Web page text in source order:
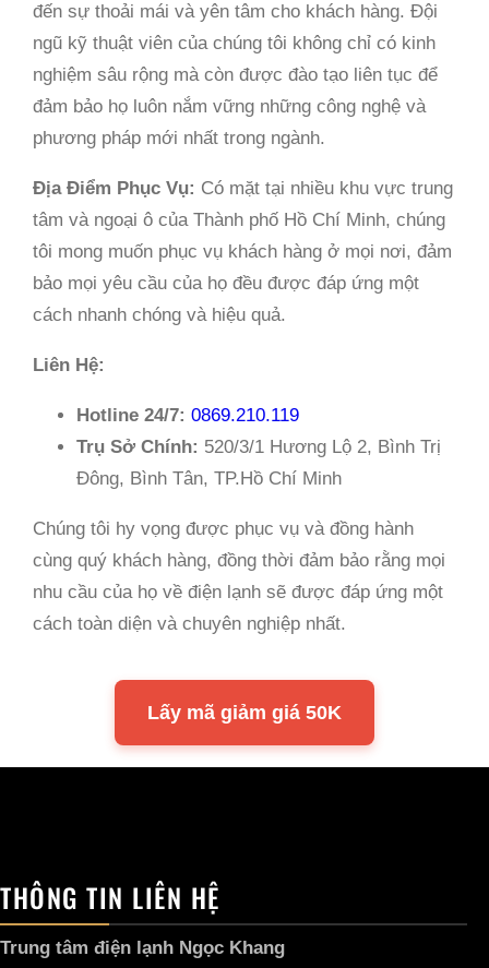
đến sự thoải mái và yên tâm cho khách hàng. Đội
ngũ kỹ thuật viên của chúng tôi không chỉ có kinh
nghiệm sâu rộng mà còn được đào tạo liên tục để
đảm bảo họ luôn nắm vững những công nghệ và
phương pháp mới nhất trong ngành.
Địa Điểm Phục Vụ: Có mặt tại nhiều khu vực trung
tâm và ngoại ô của Thành phố Hồ Chí Minh, chúng
tôi mong muốn phục vụ khách hàng ở mọi nơi, đảm
bảo mọi yêu cầu của họ đều được đáp ứng một
cách nhanh chóng và hiệu quả.
Liên Hệ:
Hotline 24/7: 0869.210.119
Trụ Sở Chính: 520/3/1 Hương Lộ 2, Bình Trị
Đông, Bình Tân, TP.Hồ Chí Minh
Chúng tôi hy vọng được phục vụ và đồng hành
cùng quý khách hàng, đồng thời đảm bảo rằng mọi
nhu cầu của họ về điện lạnh sẽ được đáp ứng một
cách toàn diện và chuyên nghiệp nhất.
Lấy mã giảm giá 50K
THÔNG TIN LIÊN HỆ
Trung tâm điện lạnh Ngọc Khang